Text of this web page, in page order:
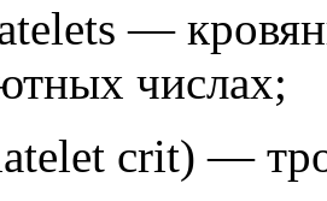
—
числах;
crit) —